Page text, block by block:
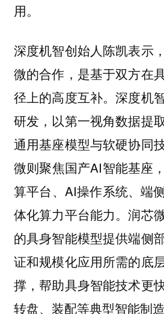
用。
深度机智创始人陈凯表示
微的合作，是基于双方在
径上的高度互补。深度机
研发，以第一视角数据提
通用基座模型与软硬协同
微则聚焦国产AI智能基座
算平台、AI操作系统、端
体化算力平台能力。润芯
的具身智能模型提供端侧
证和规模化应用所需的底
撑，帮助具身智能技术更
转盘、装配等典型智能制造